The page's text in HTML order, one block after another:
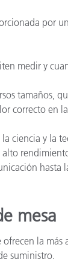
por
medir y
tamaños,
correcto en
ciencia y la
mesa
ofrecen la
suministro.